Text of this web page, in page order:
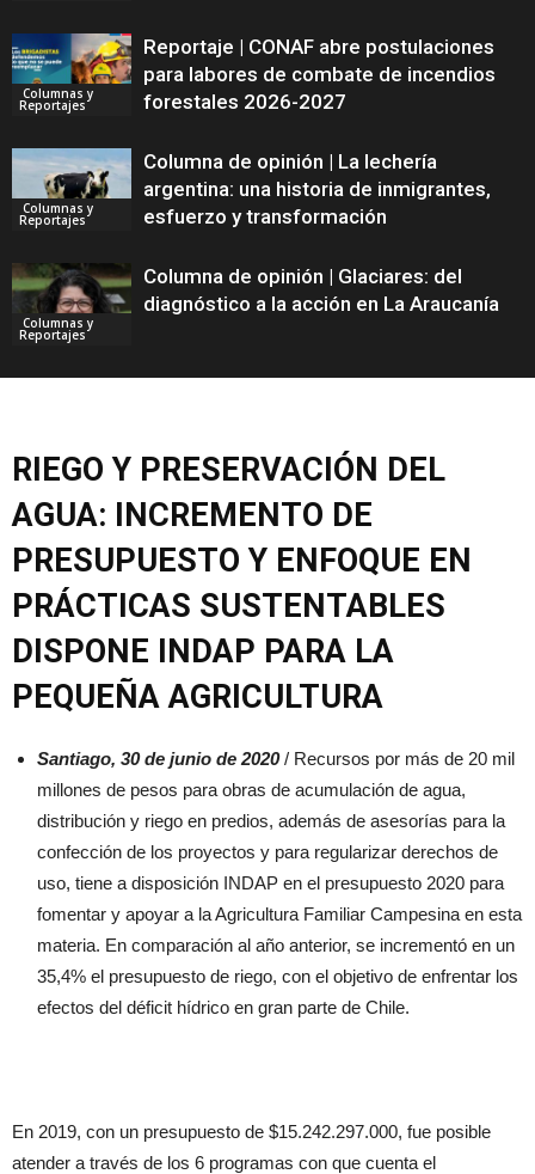
Columnas y
Reportajes
Reportaje | CONAF abre postulaciones
para labores de combate de incendios
forestales 2026-2027
Columnas y
Reportajes
Columna de opinión | La lechería
argentina: una historia de inmigrantes,
esfuerzo y transformación
Columnas y
Reportajes
Columna de opinión | Glaciares: del
diagnóstico a la acción en La Araucanía
RIEGO Y PRESERVACIÓN DEL
AGUA: INCREMENTO DE
PRESUPUESTO Y ENFOQUE EN
PRÁCTICAS SUSTENTABLES
DISPONE INDAP PARA LA
PEQUEÑA AGRICULTURA
Santiago, 30 de junio de 2020/ Recursos por más de 20 mil
millones de pesos para obras de acumulación de agua,
distribución y riego en predios, además de asesorías para la
confección de los proyectos y para regularizar derechos de
uso, tiene a disposición INDAP en el presupuesto 2020 para
fomentar y apoyar a la Agricultura Familiar Campesina en esta
materia. En comparación al año anterior, se incrementó en un
35,4% el presupuesto de riego, con el objetivo de enfrentar los
efectos del déficit hídrico en gran parte de Chile.
En 2019, con un presupuesto de $15.242.297.000, fue posible
atender a través de los 6 programas con que cuenta el